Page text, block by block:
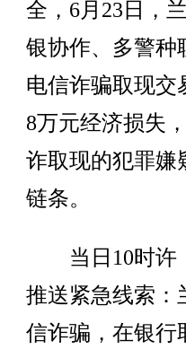
全，6月23日，
银协作、多警种
电信诈骗取现交
8万元经济损失
诈取现的犯罪嫌
链条。
当日10时许
推送紧急线索：
信诈骗，在银行